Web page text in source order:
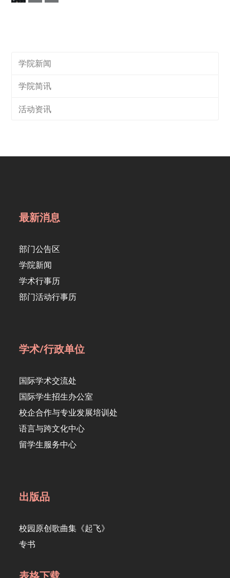
学院新闻
学院简讯
活动资讯
最新消息
部门公告区
学院新闻
学术行事历
部门活动行事历
学术/行政单位
国际学术交流处
国际学生招生办公室
校企合作与专业发展培训处
语言与跨文化中心
留学生服务中心
出版品
校园原创歌曲集《起飞》
专书